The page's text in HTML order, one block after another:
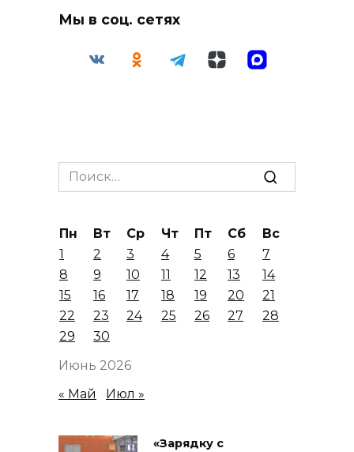
Мы в соц. сетях
Search
for:
Июнь 2026
Пн Вт Ср Чт Пт Сб
Вс
1
2 3 4 5 6
7
8
9 10 11 12 13
14
15
16 17 18 19 20
21
22
23 24 25 26 27
28
29
30
« Май Июл »
«Зарядку с